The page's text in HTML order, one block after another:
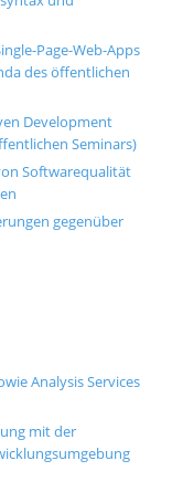
Page-Web-Apps
des öffentlichen
Development
Seminars)
Softwarequalität
gegenüber
Analysis Services
mit der